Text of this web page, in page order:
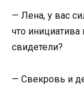
— Лена, у вас
что инициатива
свидетели?
— Свекровь и